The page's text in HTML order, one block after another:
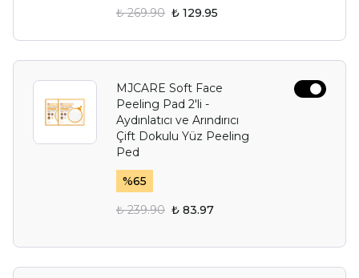
₺ 269.90 ₺ 129.95
MJCARE Soft Face
Peeling Pad 2'li -
Aydınlatıcı ve Arındırıcı
Çift Dokulu Yüz Peeling
Ped
%65
₺ 239.90 ₺ 83.97